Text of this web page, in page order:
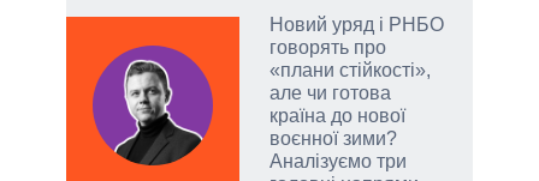
Новий уряд і РНБО
говорять про
«плани стійкості»,
але чи готова
країна до нової
воєнної зими?
Аналізуємо три